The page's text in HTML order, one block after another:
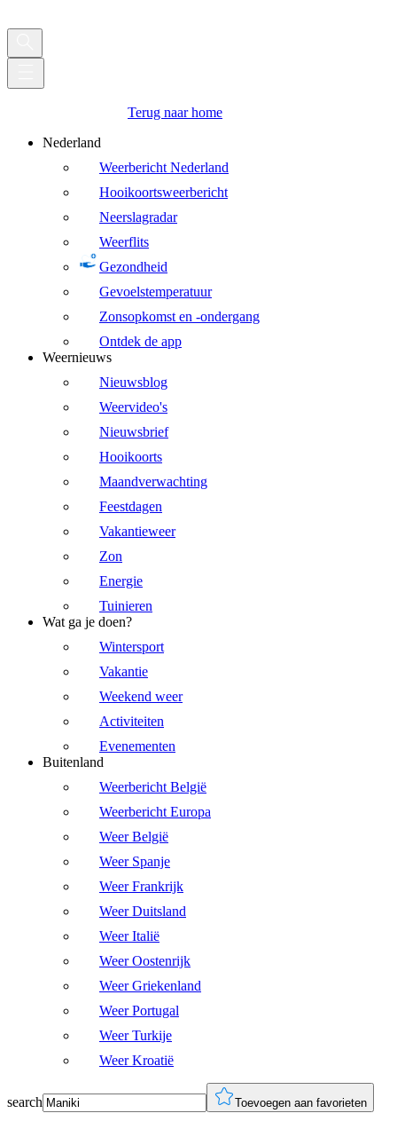
Terug naar home
Nederland
Weerbericht Nederland
Hooikoortsweerbericht
Neerslagradar
Weerflits
Gezondheid
Gevoelstemperatuur
Zonsopkomst en -ondergang
Ontdek de app
Weernieuws
Nieuwsblog
Weervideo's
Nieuwsbrief
Hooikoorts
Maandverwachting
Feestdagen
Vakantieweer
Zon
Energie
Tuinieren
Wat ga je doen?
Wintersport
Vakantie
Weekend weer
Activiteiten
Evenementen
Buitenland
Weerbericht België
Weerbericht Europa
Weer België
Weer Spanje
Weer Frankrijk
Weer Duitsland
Weer Italië
Weer Oostenrijk
Weer Griekenland
Weer Portugal
Weer Turkije
Weer Kroatië
search Toevoegen aan favorieten